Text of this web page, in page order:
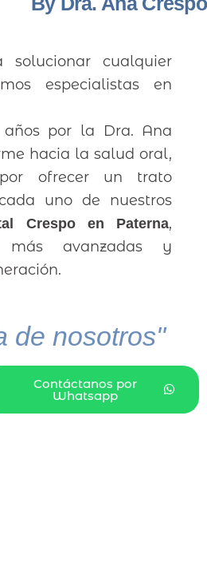
solucionar cualquier
especialistas en
años por la Dra. Ana
hacia la salud oral,
ofrecer un trato
uno de nuestros
Crespo en Paterna,
más avanzadas y
de nosotros"
Contáctanos por
Whatsapp